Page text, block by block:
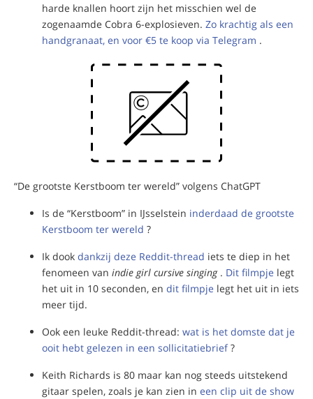
harde knallen hoort zijn het misschien wel de
zogenaamde Cobra 6-explosieven. Zo krachtig als een
handgranaat, en voor €5 te koop via Telegram .
“De grootste Kerstboom ter wereld” volgens ChatGPT
Is de “Kerstboom” in IJsselstein inderdaad de grootste
Kerstboom ter wereld ?
Ik dook dankzij deze Reddit-thread iets te diep in het
fenomeen van indie girl cursive singing . Dit filmpje legt
het uit in 10 seconden, en dit filmpje legt het uit in iets
meer tijd.
Ook een leuke Reddit-thread: wat is het domste dat je
ooit hebt gelezen in een sollicitatiebrief?
Keith Richards is 80 maar kan nog steeds uitstekend
gitaar spelen, zoals je kan zien in een clip uit de show